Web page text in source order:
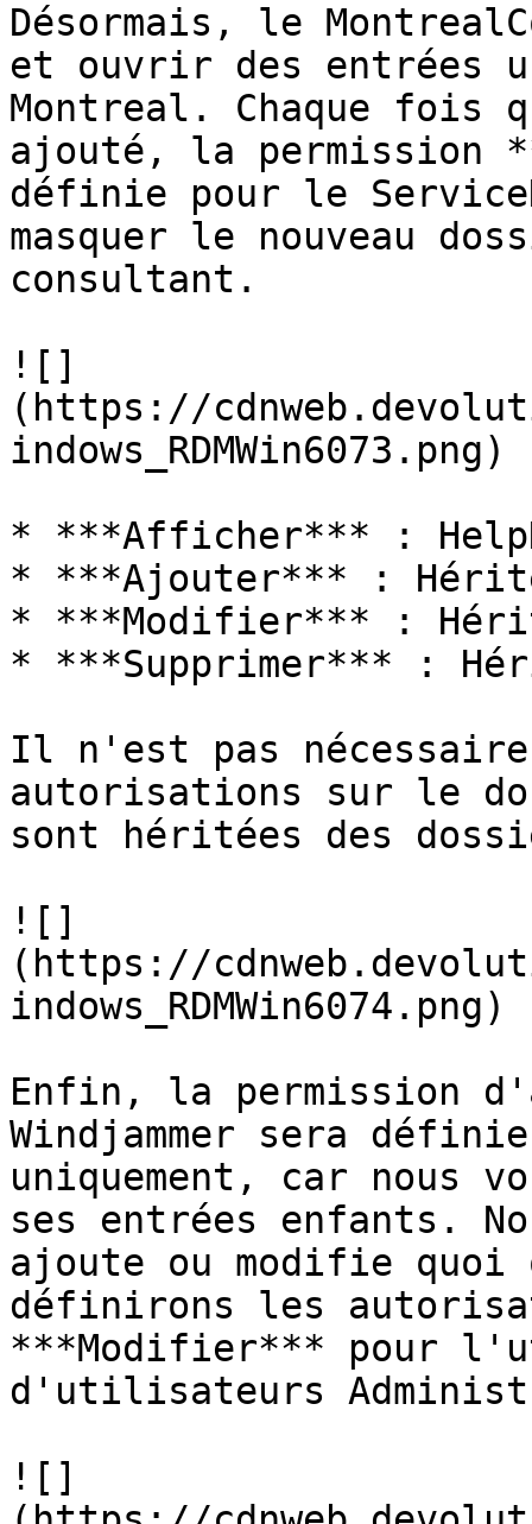
Désormais, le
et ouvrir des entrées
Montreal. Chaque fois
ajouté, la permission
définie pour le
masquer le nouveau
consultant.
![]
(https://
indows_RDMWin6073.png)
* ***Afficher*** :
* ***Ajouter*** :
* ***Modifier*** :
* ***Supprimer*** :
Il n'est pas
autorisations sur le
sont héritées des
![]
(https://
indows_RDMWin6074.png)
Enfin, la permission
Windjammer sera
uniquement, car nous
ses entrées enfants.
ajoute ou modifie quoi
définirons les
***Modifier*** pour
d'utilisateurs
![]